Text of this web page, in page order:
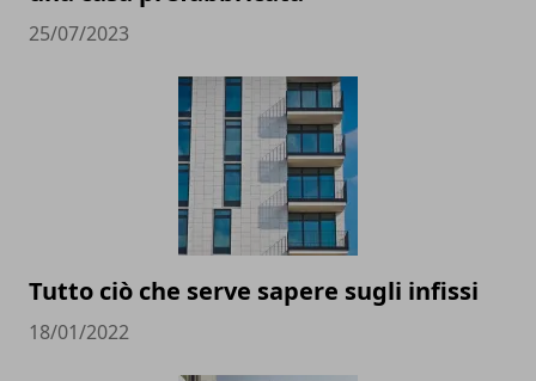
25/07/2023
Tutto ciò che serve sapere sugli infissi
18/01/2022